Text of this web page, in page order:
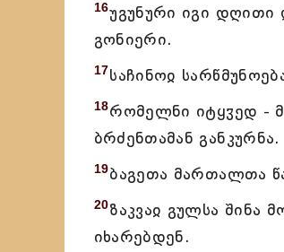
16უგუნური იგი დღითი
გონიერი.
17საჩინოჲ
18რომელნი იტყჳედ -
ბრძენთამან განკურნა.
19ბაგეთა მართალთა
20ზაკვაჲ გულსა შინა
იხარებდენ.